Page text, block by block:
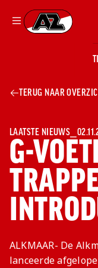
Ga naar onze
TERUG NAAR
G-
LAATSTE NIEUWS
ALKMAAR- De
lanceerde